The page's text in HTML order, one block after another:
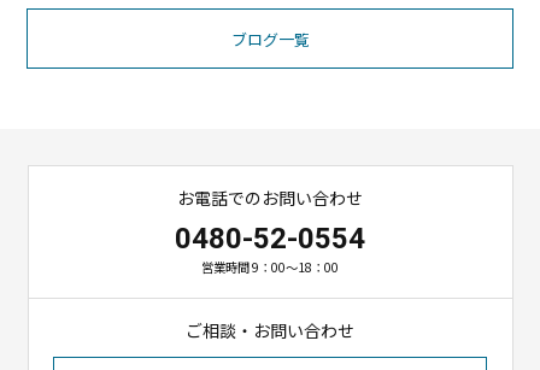
ブログ一覧
お電話でのお問い合わせ
0480-52-0554
営業時間 9：00～18：00
ご相談・お問い合わせ